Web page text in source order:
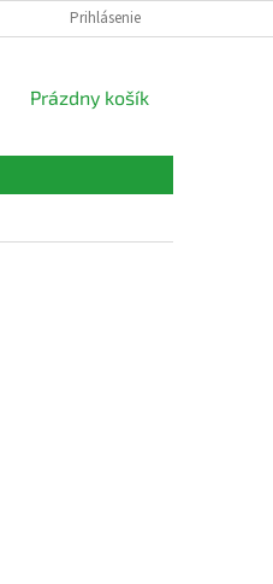
Prihlásenie
NÁKUPNÝ
Prázdny košík